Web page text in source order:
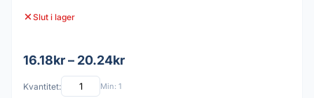
Slut i lager
16.18kr – 20.24kr
Kvantitet: Min: 1